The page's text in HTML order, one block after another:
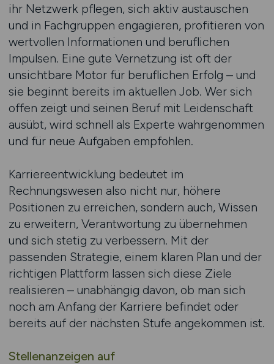
ihr Netzwerk pflegen, sich aktiv austauschen
und in Fachgruppen engagieren, profitieren von
wertvollen Informationen und beruflichen
Impulsen. Eine gute Vernetzung ist oft der
unsichtbare Motor für beruflichen Erfolg – und
sie beginnt bereits im aktuellen Job. Wer sich
offen zeigt und seinen Beruf mit Leidenschaft
ausübt, wird schnell als Experte wahrgenommen
und für neue Aufgaben empfohlen.
Karriereentwicklung bedeutet im
Rechnungswesen also nicht nur, höhere
Positionen zu erreichen, sondern auch, Wissen
zu erweitern, Verantwortung zu übernehmen
und sich stetig zu verbessern. Mit der
passenden Strategie, einem klaren Plan und der
richtigen Plattform lassen sich diese Ziele
realisieren – unabhängig davon, ob man sich
noch am Anfang der Karriere befindet oder
bereits auf der nächsten Stufe angekommen ist.
Stellenanzeigen auf